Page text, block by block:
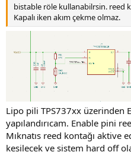
bistable röle kullanabilrsin. reed
Kapalı iken akım çekme olmaz.
Lipo pili TPS737xx üzerinden
yapılandırıcam. Enable pini
Mıknatıs reed kontağı aktive
kesilecek ve sistem hard off